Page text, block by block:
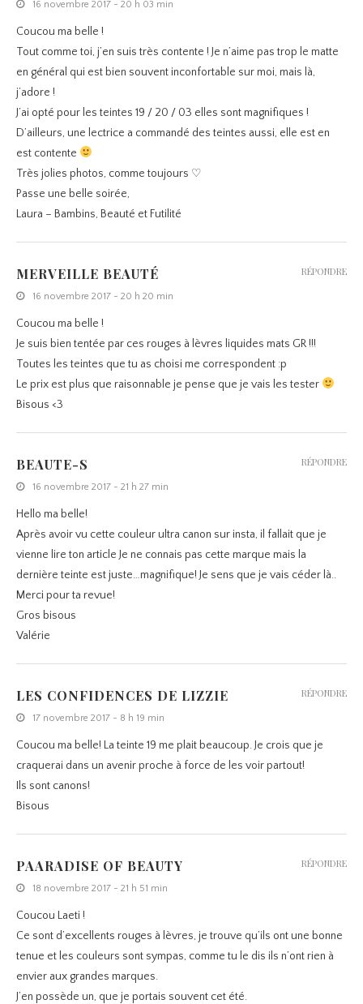
16 novembre 2017 - 20 h 03 min
Coucou ma belle !
Tout comme toi, j’en suis très contente ! Je n’aime pas trop le matte
en général qui est bien souvent inconfortable sur moi, mais là,
j’adore !
J’ai opté pour les teintes 19 / 20 / 03 elles sont magnifiques !
D’ailleurs, une lectrice a commandé des teintes aussi, elle est en
est contente
Très jolies photos, comme toujours ♡
Passe une belle soirée,
Laura – Bambins, Beauté et Futilité
MERVEILLE BEAUTÉ
16 novembre 2017 - 20 h 20 min
Coucou ma belle !
Je suis bien tentée par ces rouges à lèvres liquides mats GR !!!
Toutes les teintes que tu as choisi me correspondent :p
Le prix est plus que raisonnable je pense que je vais les tester
Bisous <3
RÉPONDRE
BEAUTE-S
16 novembre 2017 - 21 h 27 min
Hello ma belle!
Après avoir vu cette couleur ultra canon sur insta, il fallait que je
vienne lire ton article Je ne connais pas cette marque mais la
dernière teinte est juste…magnifique! Je sens que je vais céder là..
Merci pour ta revue!
Gros bisous
Valérie
RÉPONDRE
LES CONFIDENCES DE LIZZIE
17 novembre 2017 - 8 h 19 min
Coucou ma belle! La teinte 19 me plait beaucoup. Je crois que je
craquerai dans un avenir proche à force de les voir partout!
Ils sont canons!
Bisous
RÉPONDRE
PAARADISE OF BEAUTY
18 novembre 2017 - 21 h 51 min
Coucou Laeti !
Ce sont d’excellents rouges à lèvres, je trouve qu’ils ont une bonne
tenue et les couleurs sont sympas, comme tu le dis ils n’ont rien à
envier aux grandes marques.
J’en possède un, que je portais souvent cet été.
RÉPONDRE